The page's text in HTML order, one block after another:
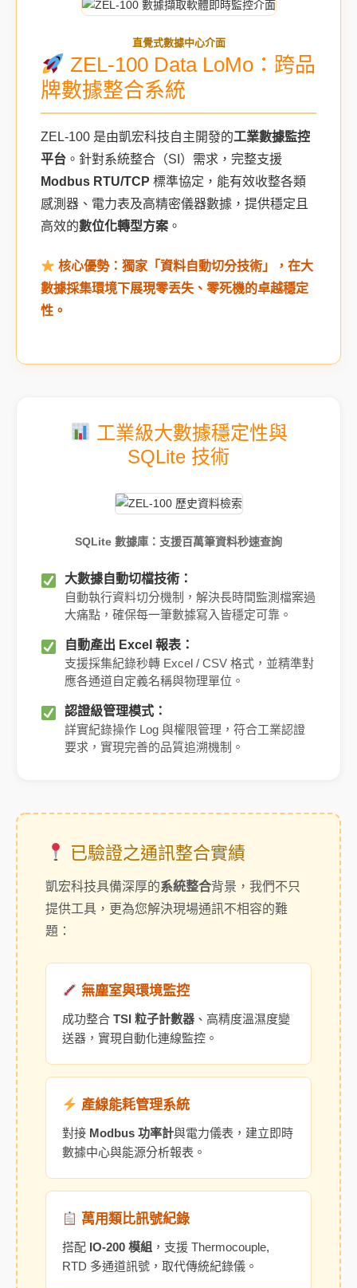
直覺式數據中心介面
ZEL-100 Data LoMo：跨品
牌數據整合系統
ZEL-100 是由凱宏科技自主開發的工業數據監控
平台 。針對系統整合（SI）需求，完整支援
Modbus RTU/TCP 標準協定，能有效收整各類
感測器、電力表及高精密儀器數據，提供穩定且
高效的數位化轉型方案 。
核心優勢：獨家「資料自動切分技術」，在大
數據採集環境下展現零丟失、零死機的卓越穩定
性。
工業級大數據穩定性與
SQLite 技術
SQLite 數據庫：支援百萬筆資料秒速查詢
大數據自動切檔技術：
自動執行資料切分機制，解決長時間監測檔案過
大痛點，確保每一筆數據寫入皆穩定可靠。
自動產出 Excel 報表：
支援採集紀錄秒轉 Excel / CSV 格式，並精準對
應各通道自定義名稱與物理單位。
認證級管理模式：
詳實紀錄操作 Log 與權限管理，符合工業認證
要求，實現完善的品質追溯機制。
已驗證之通訊整合實績
凱宏科技具備深厚的系統整合背景，我們不只
提供工具，更為您解決現場通訊不相容的難
題：
無塵室與環境監控
成功整合 TSI 粒子計數器 、高精度溫濕度變
送器，實現自動化連線監控。
產線能耗管理系統
對接 Modbus 功率計與電力儀表，建立即時
數據中心與能源分析報表。
萬用類比訊號紀錄
搭配 IO-200 模組 ，支援 Thermocouple,
RTD 多通道訊號，取代傳統紀錄儀。